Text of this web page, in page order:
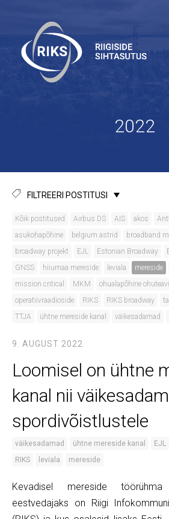
2022
FILTREERI POSTITUSI
Kõik postitused Airbus DS AIS akos
asukohapõhine
belgium astrid
broadband
broadway projekt
EJL Estonian Broadway
GNSS
hiiumaa mereside leviala mereside
mission critical
MKM ohualapõhine
operatiivraadioside
RIKS RIKS broadway
TTJA
ühtne mereside kanal väikesadamad
9. AUGUST 2022
Loomisel on ühtne
kanal nii
spordivõistlustele
väikesadamad ühtne mereside kanal EJL
RIKS
leviala mereside
Kevadisel mereside
eestvedajaks on Riigi